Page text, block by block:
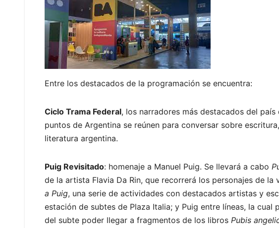
Entre los destacados de la programación se encuentra:
Ciclo Trama Federal, los narradores más destacados del
puntos de Argentina se reúnen para conversar sobre
literatura argentina.
Puig Revisitado: homenaje a Manuel Puig. Se llevará a cabo
de la artista Flavia Da Rin, que recorrerá los personajes de
a Puig, una serie de actividades con destacados artistas y
estación de subtes de Plaza Italia; y Puig entre líneas, la
del subte poder llegar a fragmentos de los libros Pubis